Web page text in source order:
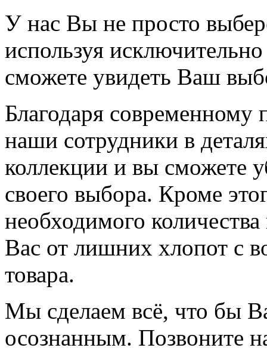
У нас Вы не просто
используя
сможете увидеть Ваш
Благодаря
наши сотрудники в
коллекции и вы сможете
своего выбора. Кроме
необходимого
Вас от лишних хлопот с
товара.
Мы сделаем всё, что бы
осознанным. Позвоните